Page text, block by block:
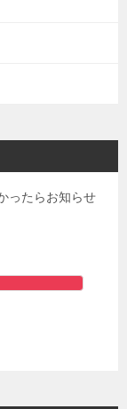
ったらお知らせ